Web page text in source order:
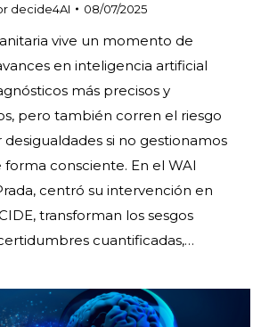
decide4AI 08/07/2025
vive un momento de
en inteligencia artificial
más precisos y
pero también corren el riesgo
si no gestionamos
forma consciente. En el WAI
centró su intervención en
transforman los sesgos
cuantificadas,…